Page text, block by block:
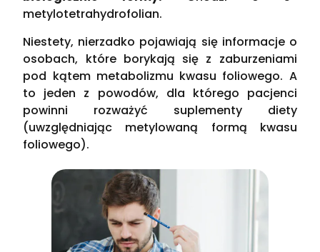
metylotetrahydrofolian.
Niestety, nierzadko pojawiają się informacje o
osobach, które borykają się z zaburzeniami
pod kątem metabolizmu kwasu foliowego. A
to jeden z powodów, dla którego pacjenci
powinni rozważyć suplementy diety
(uwzględniając metylowaną formą kwasu
foliowego).